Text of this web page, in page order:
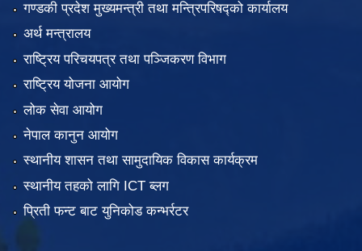
गण्डकी प्रदेश मुख्यमन्त्री तथा मन्त्रिपरिषद्को कार्यालय
अर्थ मन्त्रालय
राष्ट्रिय परिचयपत्र तथा पञ्जिकरण विभाग
राष्ट्रिय योजना आयोग
लोक सेवा आयोग
नेपाल कानुन आयोग
स्थानीय शासन तथा सामुदायिक विकास कार्यक्रम
स्थानीय तहको लागि ICT ब्लग
प्रिती फन्ट बाट युनिकोड कन्भर्रटर